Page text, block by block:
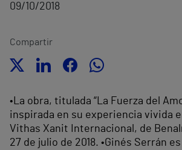
09/10/2018
Compartir
•La obra, titulada “La Fuerza del
inspirada en su experiencia vivida
Vithas Xanit Internacional, de
27 de julio de 2018. •Ginés Serrán